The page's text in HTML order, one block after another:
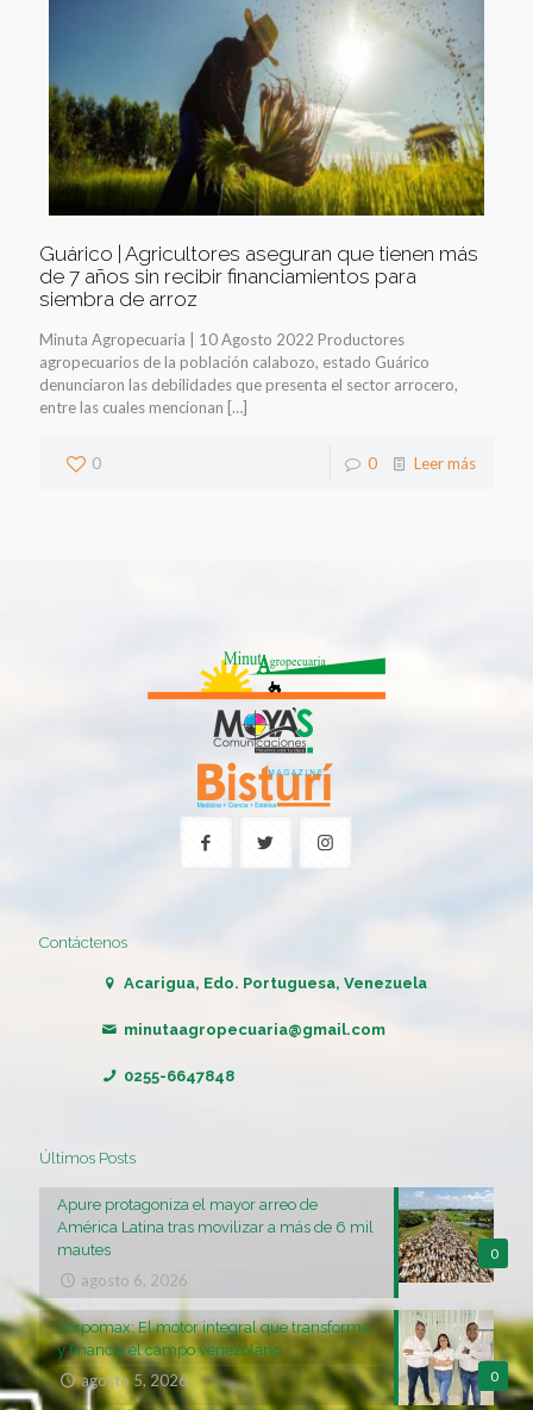
Guárico | Agricultores aseguran que tienen más
de 7 años sin recibir financiamientos para
siembra de arroz
Minuta Agropecuaria | 10 Agosto 2022 Productores
agropecuarios de la población calabozo, estado Guárico
denunciaron las debilidades que presenta el sector arrocero,
entre las cuales mencionan […]
0 0 Leer más
Contáctenos
Acarigua, Edo. Portuguesa, Venezuela
minutaagropecuaria@gmail.com
0255-6647848
Últimos Posts
0
Apure protagoniza el mayor arreo de
América Latina tras movilizar a más de 6 mil
mautes
agosto 6, 2026
0
Corpomax: El motor integral que transforma
y financia el campo venezolano
agosto 5, 2026